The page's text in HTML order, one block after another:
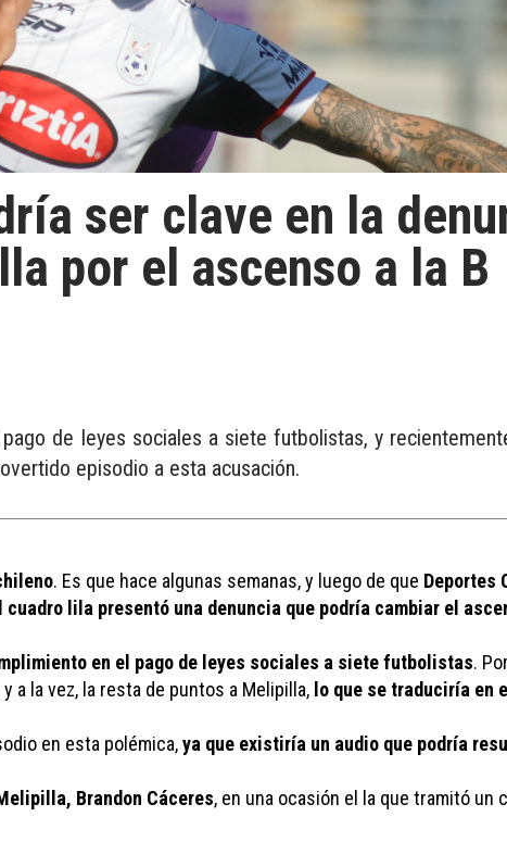
ser clave en la
por el ascenso a la B
de leyes sociales a siete futbolistas, y
episodio a esta acusación.
. Es que hace algunas semanas, y luego de que Deportes
lila presentó una denuncia que podría cambiar el
en el pago de leyes sociales a siete futbolistas.
a la vez, la resta de puntos a Melipilla, lo que se traduciría en
en esta polémica, ya que existiría un audio que podría
Brandon Cáceres, en una ocasión el la que tramitó un